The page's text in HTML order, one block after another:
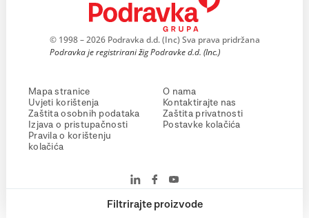
Filtrirajte proizvode
© 1998 – 2026 Podravka d.d. (Inc) Sva prava pridržana
Podravka je registrirani žig Podravke d.d. (Inc.)
Mapa stranice
Uvjeti korištenja
Zaštita osobnih podataka
Izjava o pristupačnosti
Pravila o korištenju
kolačića
O nama
Kontaktirajte nas
Zaštita privatnosti
Postavke kolačića